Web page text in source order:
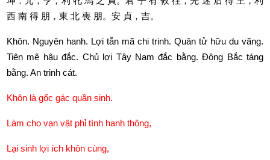
西 南 得 朋，東 北 喪 朋。安 貞，吉。
Khôn. Nguyên hanh. Lợi tẫn mã chi trinh. Quân tử hữu du vãng.
Tiên mê hậu đắc. Chủ lợi Tây Nam đắc bằng. Đông Bắc táng
bằng. An trinh cát.
Khôn là gốc gác quần sinh.
Làm cho vạn vật phỉ tình hanh thông,
Lại sinh lợi ích khôn cùng,